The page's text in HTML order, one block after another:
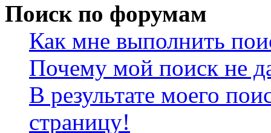
Поиск по форумам
Как мне выполнить
Почему мой поиск не
В результате моего
страницу!